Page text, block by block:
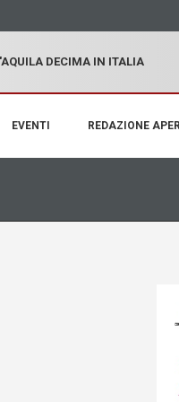
DECIMA IN ITALIA
EVENTI REDAZIONE